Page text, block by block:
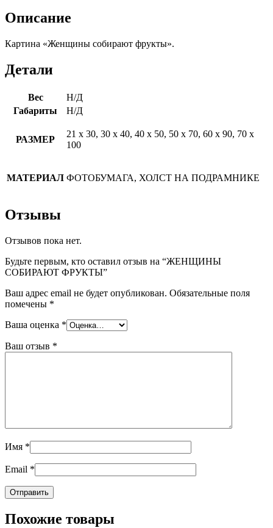
Описание
Картина «Женщины собирают фрукты».
Детали
Вес
Н/Д
Габариты
Н/Д
РАЗМЕР
21 х 30, 30 х 40, 40 х 50, 50 х 70, 60 х 90, 70 х
100
МАТЕРИАЛ ФОТОБУМАГА, ХОЛСТ НА ПОДРАМНИКЕ
Отзывы
Отзывов пока нет.
Будьте первым, кто оставил отзыв на “ЖЕНЩИНЫ
СОБИРАЮТ ФРУКТЫ”
Ваш адрес email не будет опубликован. Обязательные поля
помечены *
Ваша оценка *
Ваш отзыв *
Имя *
Email *
Похожие товары